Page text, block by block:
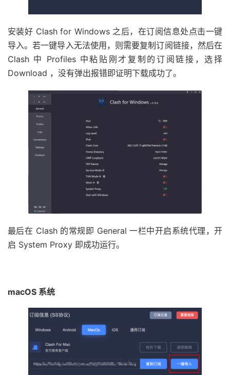
安装好 Clash for Windows 之后，在订阅信息处点击一键
导入。若一键导入无法使用，则需要复制订阅链接，然后在
Clash 中 Profiles 中粘贴刚才复制的订阅链接，选择
Download ，没有弹出报错即证明下载成功了。
最后在 Clash 的常规即 General 一栏中开启系统代理，开
启 System Proxy 即成功运行。
macOS 系统